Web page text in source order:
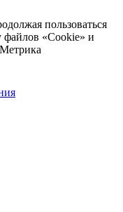
пользоваться
файлов «Cookie» и